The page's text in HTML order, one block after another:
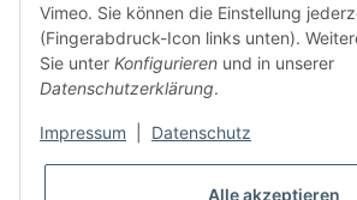
Vimeo. Sie können die Einstellung
(Fingerabdruck-Icon links unten).
Sie unter Konfigurieren und in unserer
Datenschutzerklärung.
Impressum Datenschutz
Alle akzeptieren